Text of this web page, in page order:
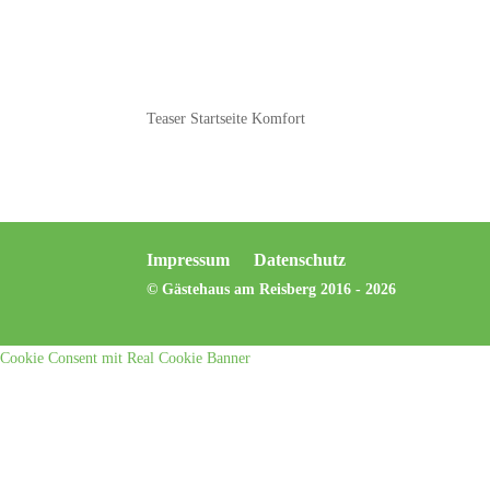
Teaser Startseite Komfort
Impressum Datenschutz
© Gästehaus am Reisberg 2016 - 2026
Cookie Consent mit Real Cookie Banner